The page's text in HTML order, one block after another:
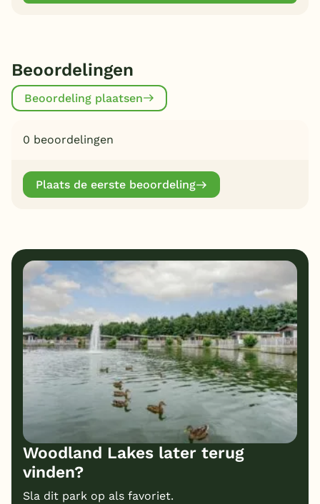
Beoordelingen
Beoordeling plaatsen
0 beoordelingen
Plaats de eerste beoordeling
Woodland Lakes later terug
vinden?
Sla dit park op als favoriet.